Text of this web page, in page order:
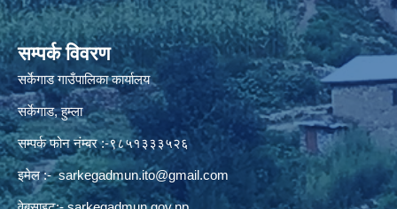
सम्पर्क विवरण
सर्केगाड गाउँपालिका कार्यालय
सर्केगाड, हुम्ला
सम्पर्क फोन नंम्बर :-९८५१३३३५२६
इमेल :-sarkegadmun.ito@gmail.com